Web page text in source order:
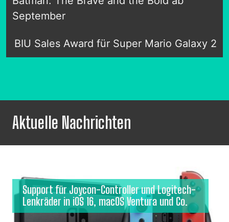
September
BIU Sales Award für Super Mario Galaxy 2
Aktuelle Nachrichten
Support für Joycon-Controller und Logitech-
Lenkräder in iOS 16, macOS Ventura und Co.